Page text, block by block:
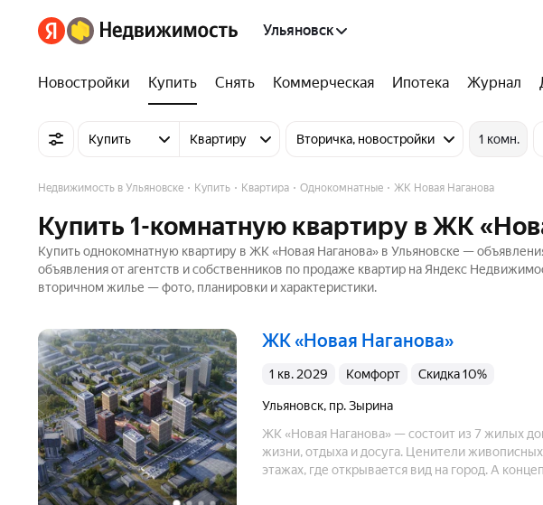
Ульяновск
Новостройки Купить Снять Коммерческая Ипотека Журнал
Купить Квартиру Вторичка, новостройки 1 комн.
Недвижимость в Ульяновске Купить Квартира Однокомнатные ЖК Новая Наганова
Купить 1-комнатную квартиру в ЖК
Купить однокомнатную квартиру в ЖК «Новая Наганова» в Ульяновске —
объявления от агентств и собственников по продаже квартир на Яндекс
вторичном жилье — фото, планировки и характеристики.
ЖК «Новая Наганова»
1 кв. 2029 комфорт Скидка 10%
Ульяновск, пр. Зырина
ЖК «Новая Наганова» — состоит из 7 жилых
жизни, отдыха и досуга. Ценители
этажах, где открывается вид на город. А